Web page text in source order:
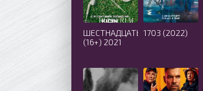
ШЕСТНАДЦАТЬ
(16+) 2021
1703 (2022)